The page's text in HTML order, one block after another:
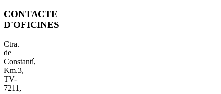
CONTACTE
D'OFICINES
Ctra.
de
Constantí,
Km.3,
TV-
7211,